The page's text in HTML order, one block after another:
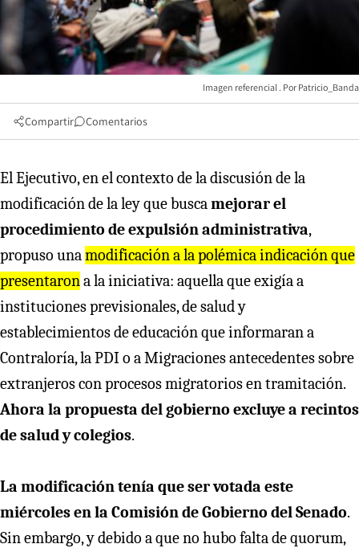
Imagen referencial Patricio_Banda
Compartir Comentarios
El Ejecutivo, en el contexto de la discusión de la
modificación de la ley que buscamejorar el
procedimiento de expulsión administrativa,
propuso unamodificación a la polémica indicación que
presentarona la iniciativa: aquella que exigía a
instituciones previsionales, de salud y
establecimientos de educación que informaran a
Contraloría, la PDI o a Migraciones antecedentes sobre
extranjeros con procesos migratorios en tramitación.
Ahora la propuesta del gobierno excluye a recintos
de salud y colegios.
La modificación tenía que ser votada este
miércoles en la Comisión de Gobierno del Senado.
Sin embargo, y debido a que no hubo falta de quorum,